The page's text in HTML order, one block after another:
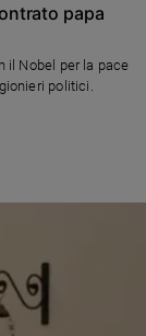
papa
il Nobel per la pace
politici.